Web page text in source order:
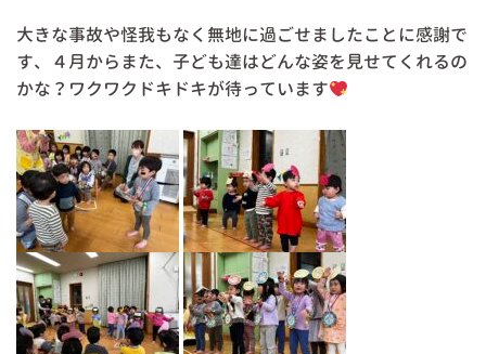
大きな事故や怪我もなく無地に過ごせましたことに感謝で
す、４月からまた、子ども達はどんな姿を見せてくれるの
かな？ワクワクドキドキが待っています